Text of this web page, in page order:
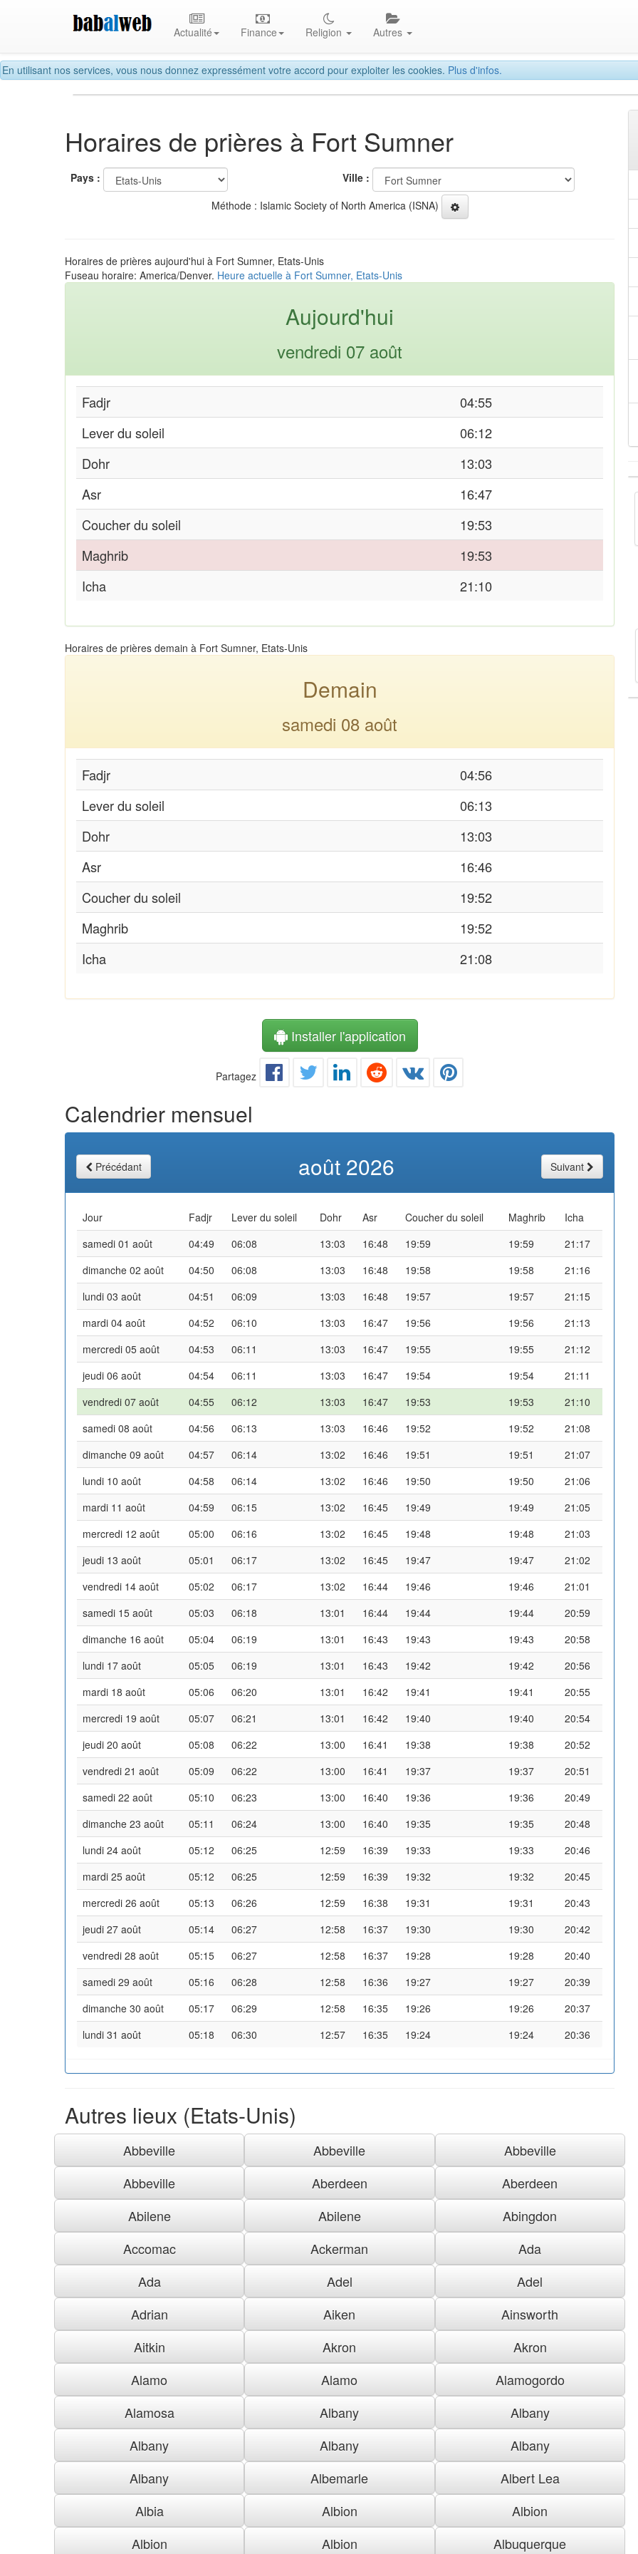
En utilisant nos services, vous nous donnez expressément votre accord pour exploiter les cookies. Plus d'infos.
Actualité Finance Religion Autres
Horaires de prières à Fort Sumner
Pays :
Ville :
Méthode : Islamic Society of North America (ISNA)
Horaires de prières aujourd'hui à Fort Sumner, Etats-Unis
Fuseau horaire: America/Denver. Heure actuelle à Fort Sumner, Etats-Unis
Aujourd'hui
vendredi 07 août
Fadjr
04:55
Lever du soleil
06:12
Dohr
13:03
Asr
16:47
Coucher du soleil
19:53
Maghrib
19:53
Icha
21:10
Horaires de prières demain à Fort Sumner, Etats-Unis
Demain
samedi 08 août
Fadjr
04:56
Lever du soleil
06:13
Dohr
13:03
Asr
16:46
Coucher du soleil
19:52
Maghrib
19:52
Icha
21:08
Installer l'application
Partagez
Calendrier mensuel
Précédant août 2026 Suivant
Jour Fadjr Lever du soleil Dohr Asr Coucher du soleil Maghrib
Icha
samedi 01 août
04:49 06:08 13:03 16:48 19:59 19:59
21:17
dimanche 02 août
04:50 06:08 13:03 16:48 19:58 19:58
21:16
lundi 03 août
04:51 06:09 13:03 16:48 19:57 19:57
21:15
mardi 04 août
04:52 06:10 13:03 16:47 19:56 19:56
21:13
mercredi 05 août
04:53 06:11 13:03 16:47 19:55 19:55
21:12
jeudi 06 août
04:54 06:11 13:03 16:47 19:54 19:54
21:11
vendredi 07 août
04:55 06:12 13:03 16:47 19:53 19:53
21:10
samedi 08 août
04:56 06:13 13:03 16:46 19:52 19:52
21:08
dimanche 09 août
04:57 06:14 13:02 16:46 19:51 19:51
21:07
lundi 10 août
04:58 06:14 13:02 16:46 19:50 19:50
21:06
mardi 11 août
04:59 06:15 13:02 16:45 19:49 19:49
21:05
mercredi 12 août
05:00 06:16 13:02 16:45 19:48 19:48
21:03
jeudi 13 août
05:01 06:17 13:02 16:45 19:47 19:47
21:02
vendredi 14 août
05:02 06:17 13:02 16:44 19:46 19:46
21:01
samedi 15 août
05:03 06:18 13:01 16:44 19:44 19:44
20:59
dimanche 16 août
05:04 06:19 13:01 16:43 19:43 19:43
20:58
lundi 17 août
05:05 06:19 13:01 16:43 19:42 19:42
20:56
mardi 18 août
05:06 06:20 13:01 16:42 19:41 19:41
20:55
mercredi 19 août
05:07 06:21 13:01 16:42 19:40 19:40
20:54
jeudi 20 août
05:08 06:22 13:00 16:41 19:38 19:38
20:52
vendredi 21 août
05:09 06:22 13:00 16:41 19:37 19:37
20:51
samedi 22 août
05:10 06:23 13:00 16:40 19:36 19:36
20:49
dimanche 23 août
05:11 06:24 13:00 16:40 19:35 19:35
20:48
lundi 24 août
05:12 06:25 12:59 16:39 19:33 19:33
20:46
mardi 25 août
05:12 06:25 12:59 16:39 19:32 19:32
20:45
mercredi 26 août
05:13 06:26 12:59 16:38 19:31 19:31
20:43
jeudi 27 août
05:14 06:27 12:58 16:37 19:30 19:30
20:42
vendredi 28 août
05:15 06:27 12:58 16:37 19:28 19:28
20:40
samedi 29 août
05:16 06:28 12:58 16:36 19:27 19:27
20:39
dimanche 30 août
05:17 06:29 12:58 16:35 19:26 19:26
20:37
lundi 31 août
05:18 06:30 12:57 16:35 19:24 19:24 20:36
Autres lieux (Etats-Unis)
Abbeville Abbeville
Abbeville
Abbeville
Aberdeen
Aberdeen
Abilene
Abilene
Abingdon
Accomac
Ackerman
Ada
Ada
Adel
Adel
Adrian
Aiken
Ainsworth
Aitkin
Akron
Akron
Alamo
Alamo
Alamogordo
Alamosa
Albany
Albany
Albany
Albany
Albany
Albany
Albemarle
Albert Lea
Albia
Albion
Albion
Albion
Albion Albuquerque